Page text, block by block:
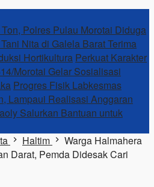
Polres Pulau Morotai Diduga
Nita di Galela Barat Terima
Hortikultura Perkuat Karakter
Morotai Gelar Sosialisasi
Progres Fisik Labkesmas
Lampaui Realisasi Anggaran
Salurkan Bantuan untuk
Haltim
Warga Halmahera
Darat, Pemda Didesak Cari